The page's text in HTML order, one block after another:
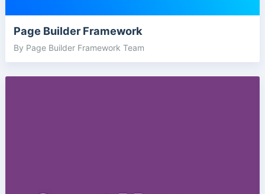
Page Builder Framework
By Page Builder Framework Team